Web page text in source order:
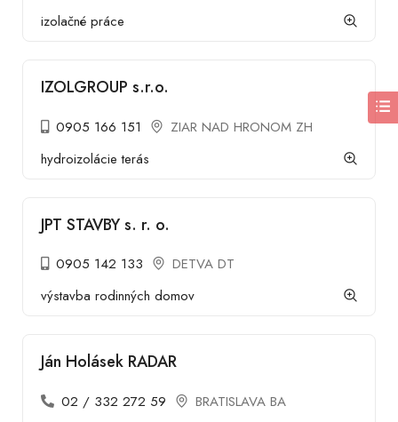
izolačné práce
IZOLGROUP s.r.o.
0905 166 151
ZIAR NAD HRONOM ZH
hydroizolácie terás
JPT STAVBY s. r. o.
0905 142 133
DETVA DT
výstavba rodinných domov
Ján Holásek RADAR
02 / 332 272 59
BRATISLAVA BA